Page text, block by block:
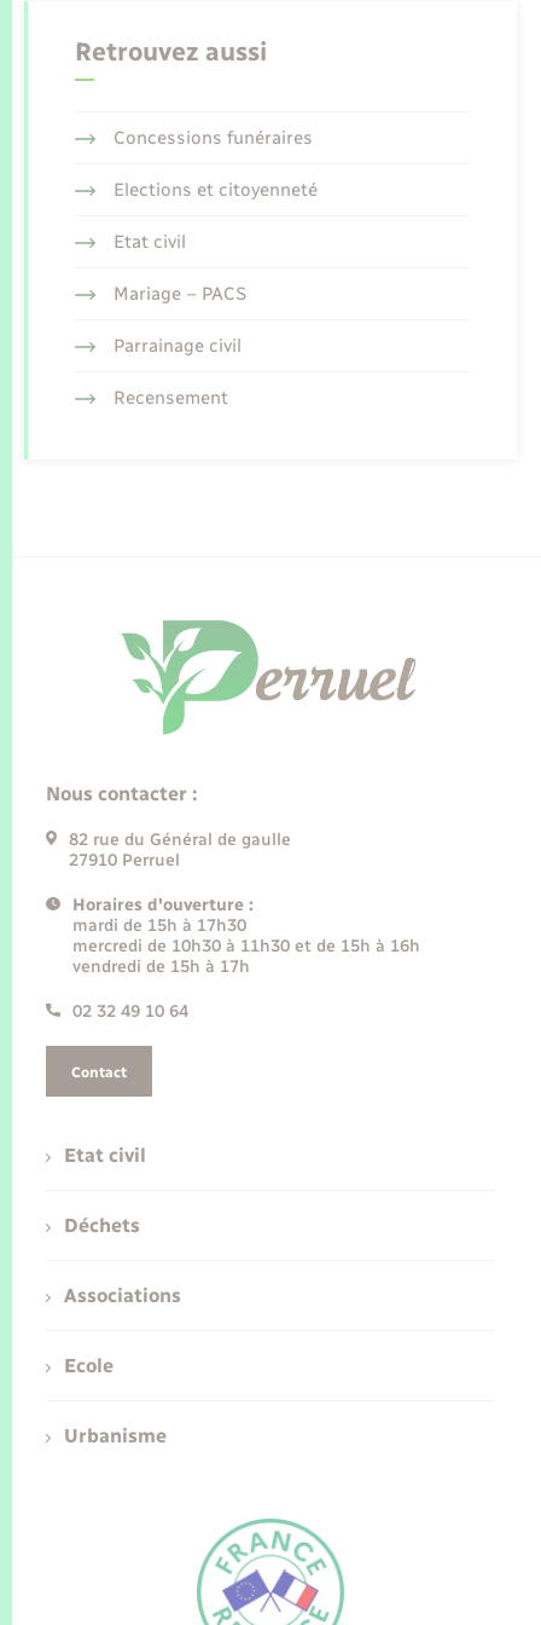
Retrouvez aussi
Concessions funéraires
Elections et citoyenneté
Etat civil
Mariage – PACS
Parrainage civil
Recensement
Nous contacter :
82 rue du Général de gaulle
27910 Perruel
Horaires d'ouverture :
mardi de 15h à 17h30
mercredi de 10h30 à 11h30 et de 15h à 16h
vendredi de 15h à 17h
02 32 49 10 64
Contact
Etat civil
Déchets
Associations
Ecole
Urbanisme